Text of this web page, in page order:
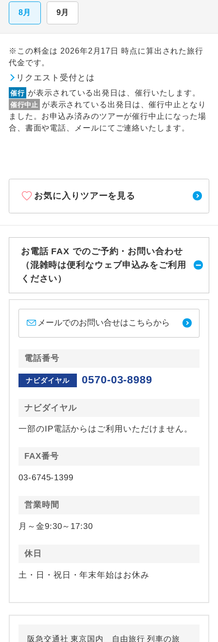
8月 9月
※この料金は 2026年2月17日 時点に算出された旅行
代金です。
リクエスト受付とは
催行 が表示されている出発日は、催行いたします。
催行中止
が表示されている出発日は、催行中止となり
ました。お申込み済みのツアーが催行中止になった場
合、書面や電話、メールにてご連絡いたします。
お気に入りツアーを見る
お電話 FAX でのご予約・お問い合わせ
（混雑時は便利なウェブ申込みをご利用
ください）
メールでのお問い合せはこちらから
電話番号
ナビダイヤル 0570-03-8989
ナビダイヤル
一部のIP電話からはご利用いただけません。
FAX番号
03-6745-1399
営業時間
月～金9:30～17:30
休日
土・日・祝日・年末年始はお休み
阪急交通社 東京国内 自由旅行 列車の旅